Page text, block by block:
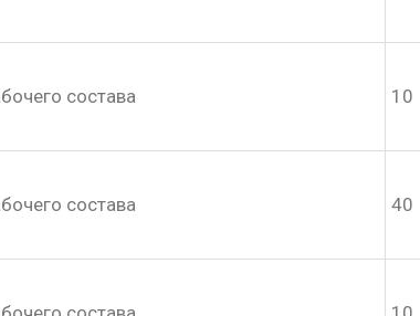
состава 10
состава 40